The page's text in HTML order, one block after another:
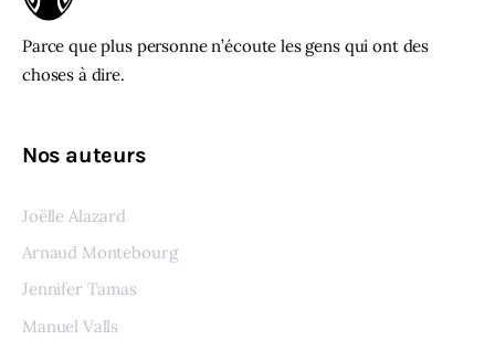
Parce que plus personne n’écoute les gens qui ont des
choses à dire.
Nos auteurs
Joëlle Alazard
Arnaud Montebourg
Jennifer Tamas
Manuel Valls